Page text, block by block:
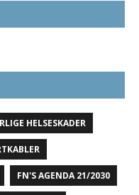
HELSESKADER
FN'S AGENDA 21/2030